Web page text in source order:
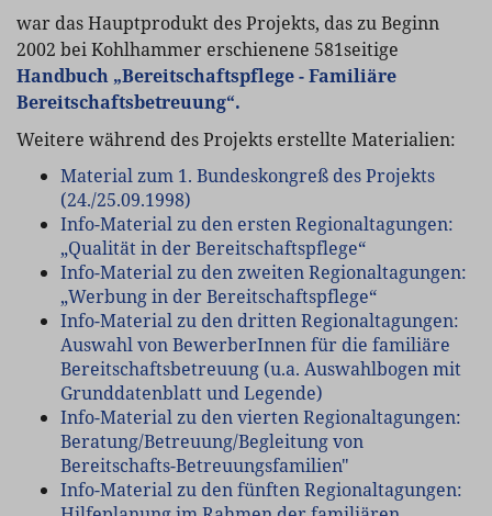
war das Hauptprodukt des Projekts, das zu Beginn
2002 bei Kohlhammer erschienene 581seitige
Handbuch „Bereitschaftspflege - Familiäre
Bereitschaftsbetreuung“.
Weitere während des Projekts erstellte Materialien:
Material zum 1. Bundeskongreß des Projekts
(24./25.09.1998)
Info-Material zu den ersten Regionaltagungen:
„Qualität in der Bereitschaftspflege“
Info-Material zu den zweiten Regionaltagungen:
„Werbung in der Bereitschaftspflege“
Info-Material zu den dritten Regionaltagungen:
Auswahl von BewerberInnen für die familiäre
Bereitschaftsbetreuung (u.a. Auswahlbogen mit
Grunddatenblatt und Legende)
Info-Material zu den vierten Regionaltagungen:
Beratung/Betreuung/Begleitung von
Bereitschafts-Betreuungsfamilien"
Info-Material zu den fünften Regionaltagungen: